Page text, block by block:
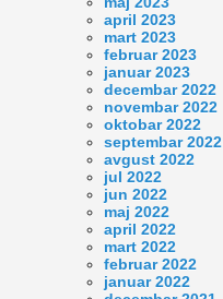
april 2023
mart 2023
februar 2023
januar 2023
decembar 2022
novembar 2022
oktobar 2022
septembar 2022
avgust 2022
jul 2022
jun 2022
maj 2022
april 2022
mart 2022
februar 2022
januar 2022